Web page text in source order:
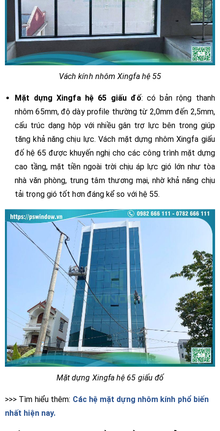
Vách kính nhôm Xingfa hệ 55
Mặt dựng Xingfa hệ 65 giấu đố: có bản rộng thanh
nhôm 65mm, độ dày profile thường từ 2,0mm đến 2,5mm,
cấu trúc dạng hộp với nhiều gân trợ lực bên trong giúp
tăng khả năng chịu lực. Vách mặt dựng nhôm Xingfa giấu
đố hệ 65 được khuyến nghị cho các công trình mặt dựng
cao tầng, mặt tiền ngoài trời chịu áp lực gió lớn như tòa
nhà văn phòng, trung tâm thương mại, nhờ khả năng chịu
tải trọng gió tốt hơn đáng kể so với hệ 55.
Mặt dựng Xingfa hệ 65 giấu đố
>>> Tìm hiểu thêm: Các hệ mặt dựng nhôm kính phổ biến
nhất hiện nay.